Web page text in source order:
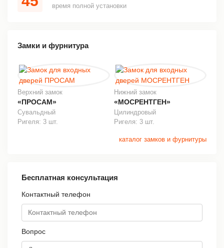
время полной установки
Замки и фурнитура
Верхний замок
«ПРОСАМ»
Сувальдный
Ригеля: 3 шт.
Нижний замок
«МОСРЕНТГЕН»
Цилиндровый
Ригеля: 3 шт.
каталог замков и фурнитуры
Бесплатная консультация
Контактный телефон
Вопрос